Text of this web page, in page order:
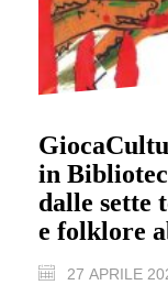
in
dalle sette
e folklore
27 APRILE